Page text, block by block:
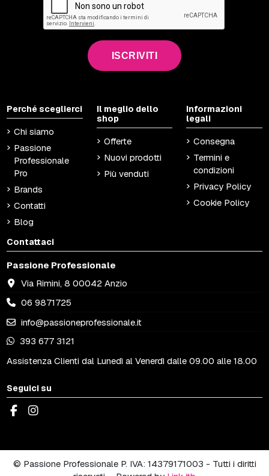
ISCRIVITI
Perché sceglierci
Chi siamo
Passione
Professionale
Pro
Brands
Contatti
Blog
Il meglio dello
shop
Offerte
Nuovi prodotti
Più venduti
Informazioni
legali
Consegna
Termini e
condizioni
Privacy Policy
Cookie Policy
Contattaci
Passione Professionale
Via Rimini, 8 00042 Anzio
06 9871725
info@passioneprofessionale.it
393 677 3121
Assistenza Clienti dal Lunedì al Venerdì dalle 09.00 alle 18.00
Seguici su
© Passione Professionale P. IVA: 14379171003 - Tutti i diritti